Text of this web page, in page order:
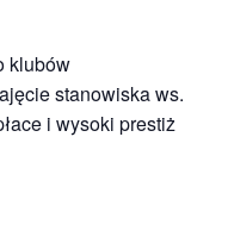
klubów
stanowiska ws.
i wysoki prestiż